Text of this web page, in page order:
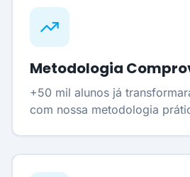
Metodologia
+50 mil alunos já
com nossa metodologia